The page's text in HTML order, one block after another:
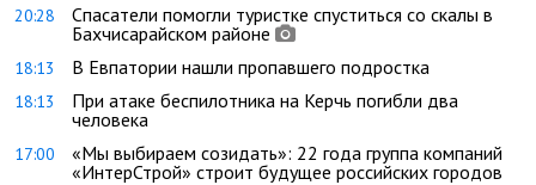
20:28
Спасатели помогли туристке спуститься со скалы в
Бахчисарайском районе
18:13 В Евпатории нашли пропавшего подростка
18:13
При атаке беспилотника на Керчь погибли два
человека
17:00
«Мы выбираем созидать»: 22 года группа компаний
«ИнтерСтрой» строит будущее российских городов